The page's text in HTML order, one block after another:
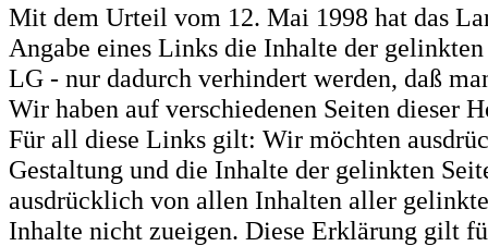
Mit dem Urteil vom 12. Mai 1998 hat das
Angabe eines Links die Inhalte der
LG - nur dadurch verhindert werden, daß
Wir haben auf verschiedenen Seiten dieser
Für all diese Links gilt: Wir möchten
Gestaltung und die Inhalte der gelinkten
ausdrücklich von allen Inhalten aller
Inhalte nicht zueigen. Diese Erklärung gilt